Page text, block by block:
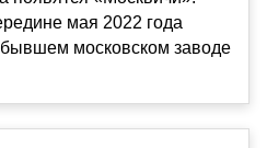
мая 2022 года
бывшем московском заводе